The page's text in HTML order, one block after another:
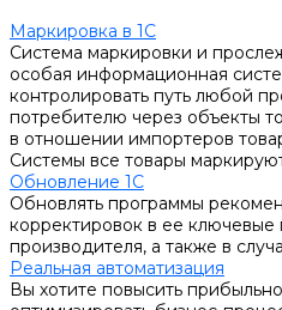
Маркировка в 1С
Система маркировки и
особая информационная
контролировать путь любой
потребителю через объекты
в отношении импортеров
Системы все товары
Обновление 1С
Обновлять программы
корректировок в ее
производителя, а также в
Реальная автоматизация
Вы хотите повысить